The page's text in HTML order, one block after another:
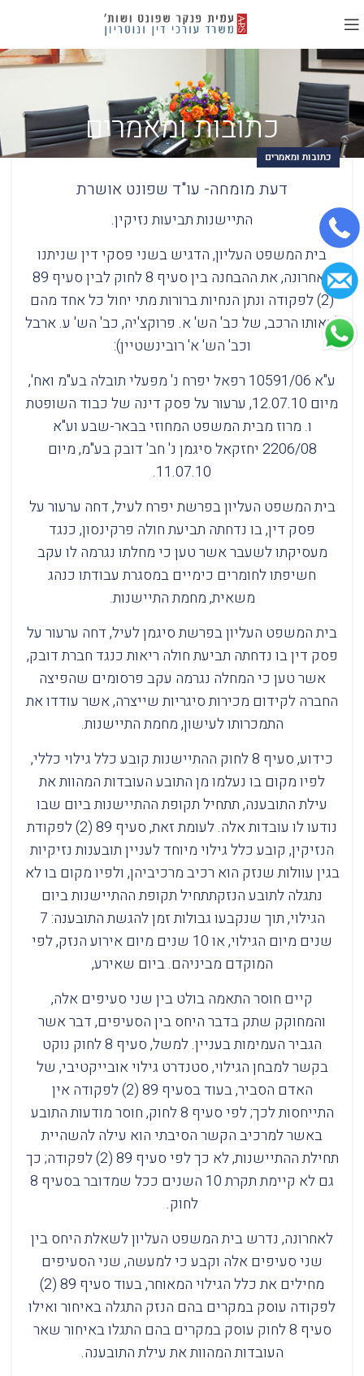
כתובות ומאמרים
כתובות ומאמרים
דעת מומחה- עו"ד שפונט אושרת
התיישנות תביעות נזיקין.
בית המשפט העליון, הדגיש בשני פסקי דין שניתנו
לאחרונה, את ההבחנה בין סעיף 8 לחוק לבין סעיף 89
(2) לפקודה ונתן הנחיות ברורות מתי יחול כל אחד מהם
(באותו הרכב, של כב' הש' א. פרוקצ'יה, כב' הש' ע. ארבל
וכב' הש' א' רובינשטיין):
ע"א 10591/06 רפאל יפרח נ' מפעלי תובלה בע"מ ואח',
מיום 12.07.10, ערעור על פסק דינה של כבוד השופטת
ו. מרוז מבית המשפט המחוזי בבאר-שבע וע"א
2206/08 יחזקאל סיגמן נ' חב' דובק בע"מ, מיום
11.07.10.
בית המשפט העליון בפרשת יפרח לעיל, דחה ערעור על
פסק דין, בו נדחתה תביעת חולה פרקינסון, כנגד
מעסיקתו לשעבר אשר טען כי מחלתו נגרמה לו עקב
חשיפתו לחומרים כימיים במסגרת עבודתו כנהג
משאית, מחמת התיישנות.
בית המשפט העליון בפרשת סיגמן לעיל, דחה ערעור על
פסק דין בו נדחתה תביעת חולה ריאות כנגד חברת דובק,
אשר טען כי המחלה נגרמה עקב פרסומים שהפיצה
החברה לקידום מכירות סיגריות שייצרה, אשר עודדו את
התמכרותו לעישון, מחמת התיישנות.
כידוע, סעיף 8 לחוק ההתיישנות קובע כלל גילוי כללי,
לפיו מקום בו נעלמו מן התובע העובדות המהוות את
עילת התובענה, תתחיל תקופת ההתיישנות ביום שבו
נודעו לו עובדות אלה. לעומת זאת, סעיף 89 (2) לפקודת
הנזיקין, קובע כלל גילוי מיוחד לעניין תובענות נזיקיות
בגין עוולות שנזק הוא רכיב מרכיביהן, ולפיו מקום בו לא
נתגלה לתובע הנזקתתחיל תקופת ההתיישנות ביום
הגילוי, תוך שנקבעו גבולות זמן להגשת התובענה: 7
שנים מיום הגילוי, או 10 שנים מיום אירוע הנזק, לפי
המוקדם מביניהם. ביום שאירע,
קיים חוסר התאמה בולט בין שני סעיפים אלה,
והמחוקק שתק בדבר היחס בין הסעיפים, דבר אשר
הגביר העמימות בעניין. למשל, סעיף 8 לחוק נוקט
בקשר למבחן הגילוי, סטנדרט גילוי אובייקטיבי, של
האדם הסביר, בעוד בסעיף 89 (2) לפקודה אין
התייחסות לכך; לפי סעיף 8 לחוק, חוסר מודעות התובע
באשר למרכיב הקשר הסיבתי הוא עילה להשהיית
תחילת ההתיישנות, לא כך לפי סעיף 89 (2) לפקודה; כך
גם לא קיימת תקרת 10 השנים ככל שמדובר בסעיף 8
לחוק.
לאחרונה, נדרש בית המשפט העליון לשאלת היחס בין
שני סעיפים אלה וקבע כי למעשה, שני הסעיפים
מחילים את כלל הגילוי המאוחר, בעוד סעיף 89 (2)
לפקודה עוסק במקרים בהם הנזק התגלה באיחור ואילו
סעיף 8 לחוק עוסק במקרים בהם התגלו באיחור שאר
העובדות המהוות את עילת התובענה.